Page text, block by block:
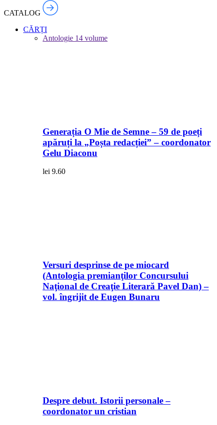
CATALOG
CĂRȚI
Antologie 14 volume
Generația O Mie de Semne – 59 de poeți
apăruți la „Poșta redacției” – coordonator
Gelu Diaconu
lei 9.60
Versuri desprinse de pe miocard
(Antologia premianţilor Concursului
Naţional de Creaţie Literară Pavel Dan) –
vol. îngrijit de Eugen Bunaru
Despre debut. Istorii personale –
coordonator un cristian